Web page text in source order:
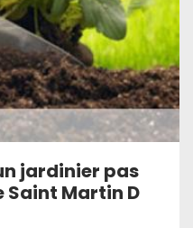
jardinier pas
Saint Martin D